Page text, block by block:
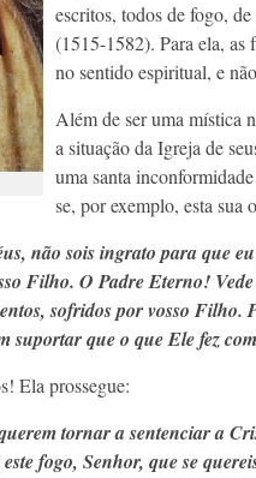
escritos, todos de fogo,
(1515-1582). Para ela, as
no sentido espiritual, e
Além de ser uma mística
a situação da Igreja de
uma santa
se, por exemplo, esta sua
não sois ingrato para que
Filho. O Padre Eterno!
sofridos por vosso Filho.
suportar que o que Ele fez
Ela prossegue:
tornar a sentenciar a
fogo, Senhor, que se